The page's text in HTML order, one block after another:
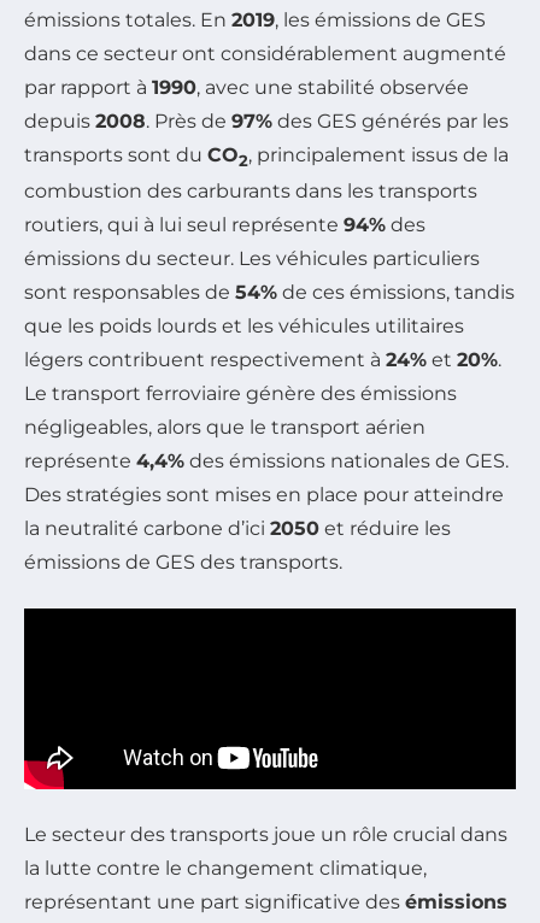
émissions totales. En 2019, les émissions de GES
dans ce secteur ont considérablement augmenté
par rapport à 1990, avec une stabilité observée
depuis 2008. Près de 97% des GES générés par les
transports sont du CO2, principalement issus de la
combustion des carburants dans les transports
routiers, qui à lui seul représente 94% des
émissions du secteur. Les véhicules particuliers
sont responsables de 54% de ces émissions, tandis
que les poids lourds et les véhicules utilitaires
légers contribuent respectivement à 24% et 20%.
Le transport ferroviaire génère des émissions
négligeables, alors que le transport aérien
représente 4,4% des émissions nationales de GES.
Des stratégies sont mises en place pour atteindre
la neutralité carbone d’ici 2050 et réduire les
émissions de GES des transports.
Le secteur des transports joue un rôle crucial dans
la lutte contre le changement climatique,
représentant une part significative des émissions